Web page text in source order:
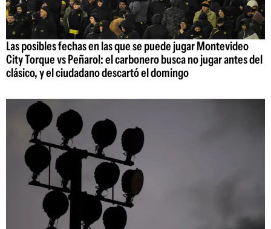
Las posibles fechas en las que se puede jugar Montevideo
City Torque vs Peñarol: el carbonero busca no jugar antes del
clásico, y el ciudadano descartó el domingo